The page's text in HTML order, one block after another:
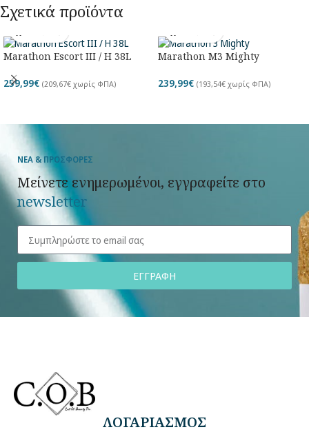
Σχετικά προϊόντα
Marathon Escort III / H 38L
259,99€ (209,67€ χωρίς ΦΠΑ)
Marathon M3 Mighty
239,99€ (193,54€ χωρίς ΦΠΑ)
ΝΕΑ & ΠΡΟΣΦΟΡΕΣ
Μείνετε ενημερωμένοι, εγγραφείτε στο
newsletter
ΕΓΓΡΑΦΗ
ΛΟΓΑΡΙΑΣΜΟΣ